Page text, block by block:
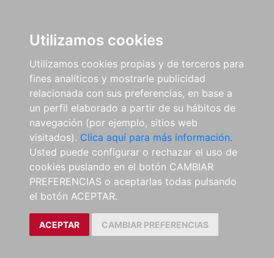
Utilizamos cookies
Utilizamos cookies propias y de terceros para
fines analíticos y mostrarle publicidad
relacionada con sus preferencias, en base a
un perfil elaborado a partir de su hábitos de
navegación (por ejemplo, sitios web
visitados). Clica aquí para más información.
Usted puede configurar o rechazar el uso de
cookies puslando en el botón CAMBIAR
PREFERENCIAS o aceptarlas todas pulsando
el botón ACEPTAR.
ACEPTAR CAMBIAR PREFERENCIAS